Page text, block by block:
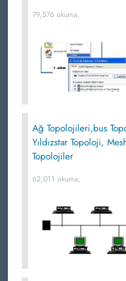
79,576 okuma,
Ağ Topolojileri,bus
Yıldızstar Topoloji,
Topolojiler
62,011 okuma,